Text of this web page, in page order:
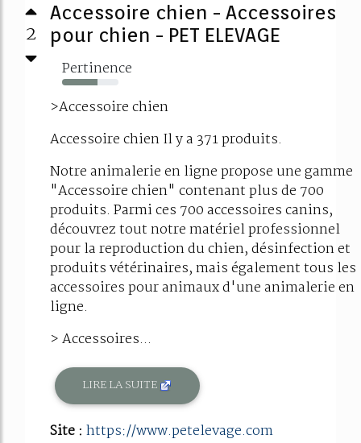
2
Accessoire chien - Accessoires
pour chien - PET ELEVAGE
Pertinence
63%
>Accessoire chien
Accessoire chien Il y a 371 produits.
Notre animalerie en ligne propose une gamme
"Accessoire chien" contenant plus de 700
produits. Parmi ces 700 accessoires canins,
découvrez tout notre matériel professionnel
pour la reproduction du chien, désinfection et
produits vétérinaires, mais également tous les
accessoires pour animaux d'une animalerie en
ligne.
> Accessoires...
LIRE LA SUITE
Site : https://www.petelevage.com